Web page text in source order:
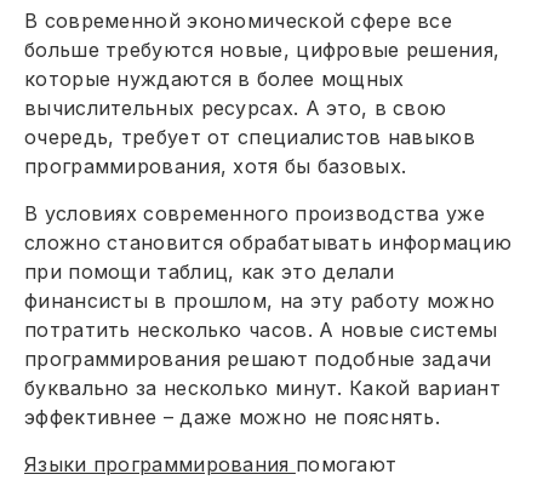
В современной экономической сфере все
больше требуются новые, цифровые решения,
которые нуждаются в более мощных
вычислительных ресурсах. А это, в свою
очередь, требует от специалистов навыков
программирования, хотя бы базовых.
В условиях современного производства уже
сложно становится обрабатывать информацию
при помощи таблиц, как это делали
финансисты в прошлом, на эту работу можно
потратить несколько часов. А новые системы
программирования решают подобные задачи
буквально за несколько минут. Какой вариант
эффективнее – даже можно не пояснять.
Языки программирования помогают